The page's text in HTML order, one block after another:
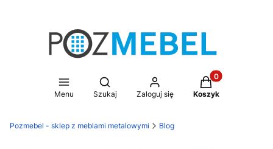
Menu
Otwórz wyszukiwarkę
Szukaj Zaloguj się
Produkty w
Koszyk
Pozmebel - sklep z meblami metalowymi Blog